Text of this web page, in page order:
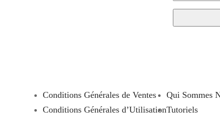
Conditions Générales de Ventes
Conditions Générales d’Utilisation
Qui Sommes
Tutoriels